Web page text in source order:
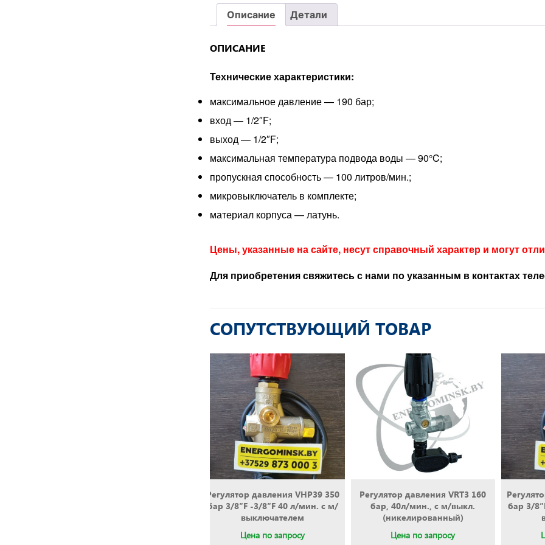
Описание Детали
ОПИСАНИЕ
Технические характеристики:
максимальное давление — 190 бар;
вход — 1/2″F;
выход — 1/2″F;
максимальная температура подвода воды — 90°C;
пропускная способность — 100 литров/мин.;
микровыключатель в комплекте;
материал корпуса — латунь.
Цены, указанные на сайте, несут справочный характер и могут
Для приобретения свяжитесь с нами по указанным в контактах
СОПУТСТВУЮЩИЙ ТОВАР
Регулятор давления VHP39 350
бар 3/8″F -3/8″F 40 л/мин. с м/
выключателем
Цена по запросу
Регулятор давления VRT3 160
бар, 40л/мин., с м/выкл.
(никелированный)
Цена по запросу
бар 3/